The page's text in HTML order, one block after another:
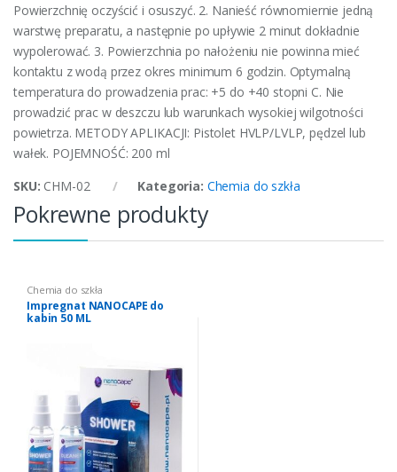
Powierzchnię oczyścić i osuszyć. 2. Nanieść równomiernie jedną
warstwę preparatu, a następnie po upływie 2 minut dokładnie
wypolerować. 3. Powierzchnia po nałożeniu nie powinna mieć
kontaktu z wodą przez okres minimum 6 godzin. Optymalną
temperatura do prowadzenia prac: +5 do +40 stopni C. Nie
prowadzić prac w deszczu lub warunkach wysokiej wilgotności
powietrza. METODY APLIKACJI: Pistolet HVLP/LVLP, pędzel lub
wałek. POJEMNOŚĆ: 200 ml
SKU: CHM-02 Kategoria: Chemia do szkła
Pokrewne produkty
Chemia do szkła
Impregnat NANOCAPE do
kabin 50 ML